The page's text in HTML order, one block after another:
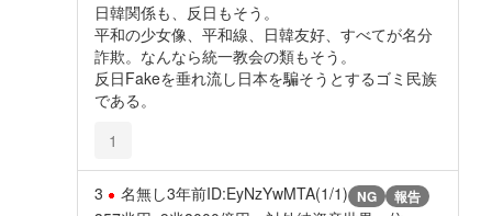
日韓関係も、反日もそう。
平和の少女像、平和線、日韓友好、すべてが名分
詐欺。なんなら統一教会の類もそう。
反日Fakeを垂れ流し日本を騙そうとするゴミ民族
である。
1
3 名無し3年前ID:EyNzYwMTA(1/1) NG 報告